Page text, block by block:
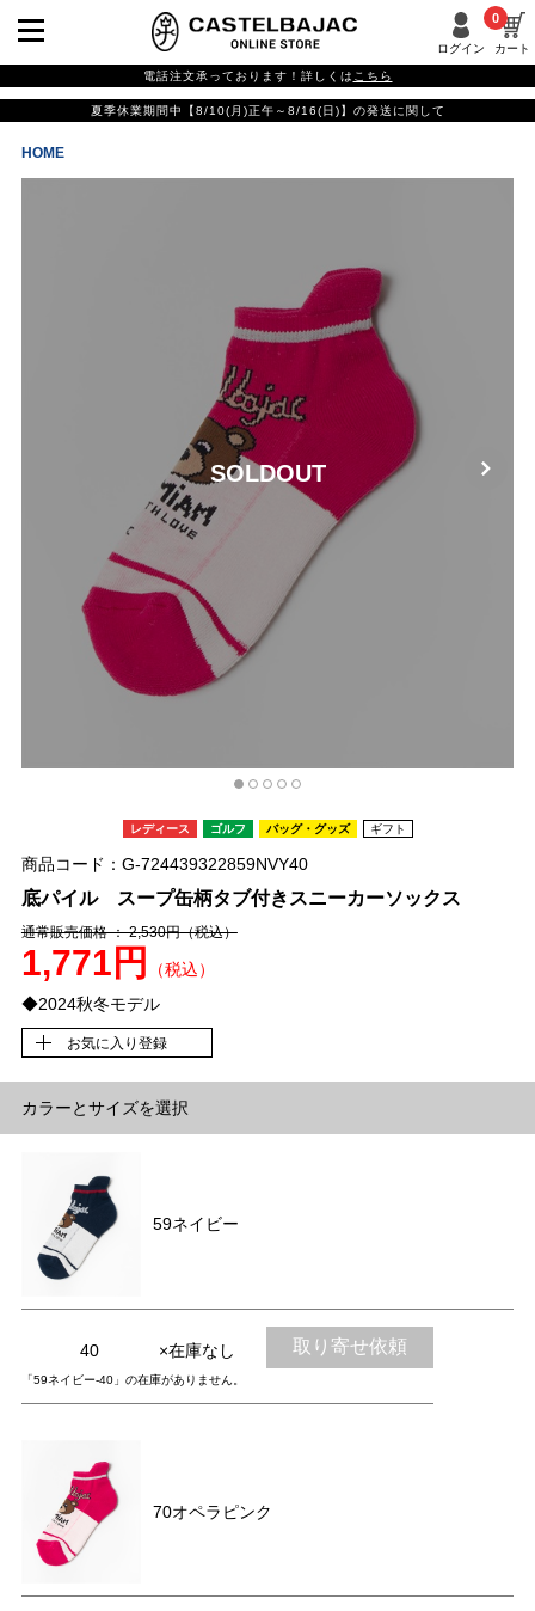
ログイン カート
0
電話注文承っております！詳しくは こちら
夏季休業期間中【8/10(月)正午～8/16(日)】の発送に関して
HOME
SOLDOUT
レディース ゴルフ バッグ・グッズ ギフト
商品コード：G-724439322859NVY40
底パイル スープ缶柄タブ付きスニーカーソックス
通常販売価格 ： 2,530円（税込）
1,771円
（税込）
◆2024秋冬モデル
お気に入り登録
カラーとサイズを選択
59ネイビー
40 ×在庫なし 取り寄せ依頼
「59ネイビー-40」の在庫がありません。
70オペラピンク